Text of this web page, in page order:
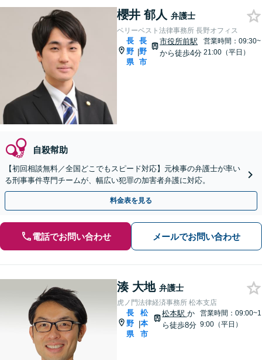
櫻井 郁人 弁護士
ベリーベスト法律事務所 長野オフィス
長
野
県
|
長
野
市
市役所前駅
から徒歩4分
営業時間：09:30~
21:00（平日）
自殺幇助
【初回相談無料／全国どこでもスピード対応】元検事の弁護士が率い
る刑事事件専門チームが、幅広い犯罪の加害者弁護に対応。
料金表を見る
電話でお問い合わせ メールでお問い合わせ
湊 大地 弁護士
虎ノ門法律経済事務所 松本支店
長
野
県
|
松
本
市
松本駅 か
ら徒歩8分
営業時間：09:00~1
9:00（平日）